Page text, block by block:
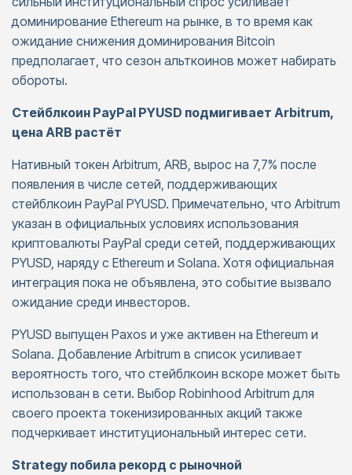
доминирование Ethereum на рынке, в то время как
ожидание снижения доминирования Bitcoin
предполагает, что сезон альткоинов может набирать
обороты.
Стейблкоин PayPal PYUSD подмигивает Arbitrum,
цена ARB растёт
Нативный токен Arbitrum, ARB, вырос на 7,7% после
появления в числе сетей, поддерживающих
стейблкоин PayPal PYUSD. Примечательно, что Arbitrum
указан в официальных условиях использования
криптовалюты PayPal среди сетей, поддерживающих
PYUSD, наряду с Ethereum и Solana. Хотя официальная
интеграция пока не объявлена, это событие вызвало
ожидание среди инвесторов.
PYUSD выпущен Paxos и уже активен на Ethereum и
Solana. Добавление Arbitrum в список усиливает
вероятность того, что стейблкоин вскоре может быть
использован в сети. Выбор Robinhood Arbitrum для
своего проекта токенизированных акций также
подчеркивает институциональный интерес сети.
Strategy побила рекорд с рыночной